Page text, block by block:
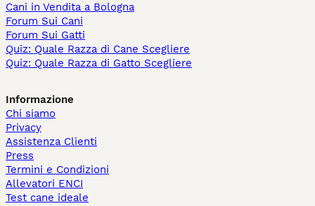
Cani in Vendita a Bologna
Forum Sui Cani
Forum Sui Gatti
Quiz: Quale Razza di Cane Scegliere
Quiz: Quale Razza di Gatto Scegliere
Informazione
Chi siamo
Privacy
Assistenza Clienti
Press
Termini e Condizioni
Allevatori ENCI
Test cane ideale